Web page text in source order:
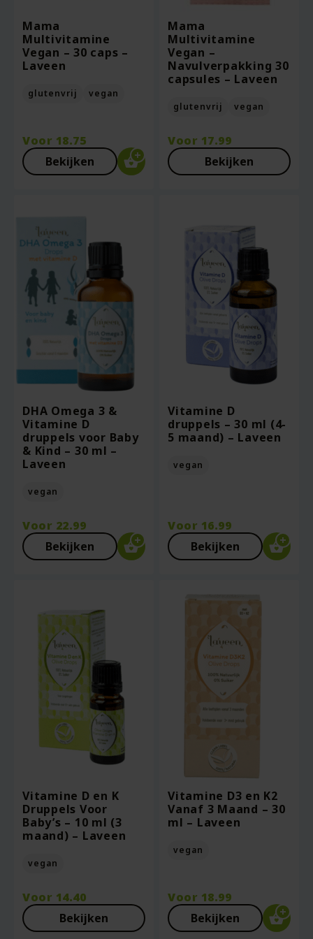
Mama
Multivitamine
Vegan – 30 caps –
Laveen
glutenvrij vegan
Voor 18.75
Bekijken
Mama
Multivitamine
Vegan –
Navulverpakking 30
capsules – Laveen
glutenvrij vegan
Voor 17.99
Bekijken
DHA Omega 3 &
Vitamine D
druppels voor Baby
& Kind – 30 ml –
Laveen
vegan
Voor 22.99
Bekijken
Vitamine D
druppels – 30 ml (4-
5 maand) – Laveen
vegan
Voor 16.99
Bekijken
Vitamine D en K
Druppels Voor
Baby’s – 10 ml (3
maand) – Laveen
vegan
Voor 14.40
Bekijken
Vitamine D3 en K2
Vanaf 3 Maand – 30
ml – Laveen
vegan
Voor 18.99
Bekijken